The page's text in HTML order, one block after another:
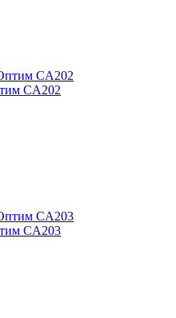
CA202
CA203